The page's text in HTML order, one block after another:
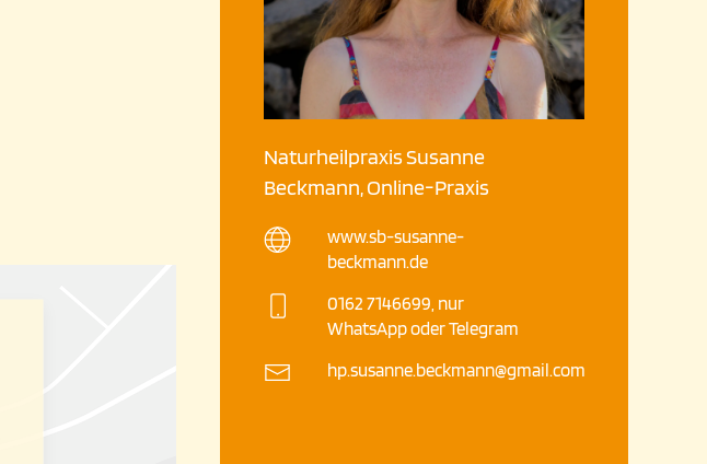
Naturheilpraxis Susanne
Beckmann, Online-Praxis
www.sb-susanne-
beckmann.de
0162 7146699, nur
WhatsApp oder Telegram
hp.susanne.beckmann@gmail.com